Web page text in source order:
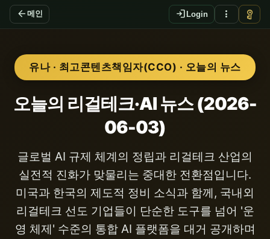
arrow_back 메인 login Login more_vert vpn_key
유나 · 최고콘텐츠책임자(CCO) · 오늘의 뉴스
오늘의 리걸테크·AI 뉴스 (2026-
06-03)
글로벌 AI 규제 체계의 정립과 리걸테크 산업의
실전적 진화가 맞물리는 중대한 전환점입니다.
미국과 한국의 제도적 정비 소식과 함께, 국내외
리걸테크 선도 기업들이 단순한 도구를 넘어 '운
영 체제' 수준의 통합 AI 플랫폼을 대거 공개하며